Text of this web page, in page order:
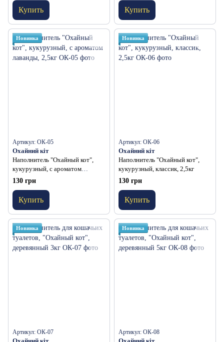
Купить Купить
Новинка
Артикул: ОК-05
Охайний кіт
Наполнитель "Охайный кот",
кукурузный, с ароматом
лаванды, 2,5кг
130 грн
Купить
Новинка
Артикул: ОК-06
Охайний кіт
Наполнитель "Охайный кот",
кукурузный, классик, 2,5кг
130 грн
Купить
Новинка
Артикул: ОК-07
Новинка
Артикул: ОК-08